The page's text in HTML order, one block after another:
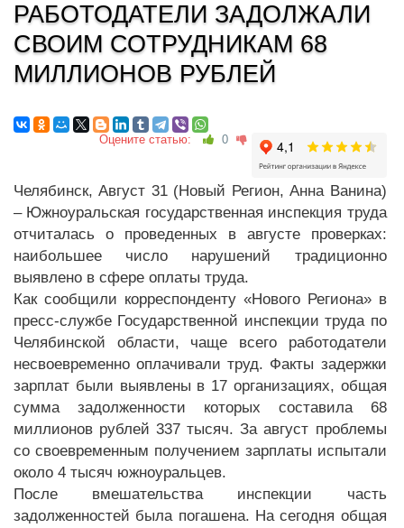
РАБОТОДАТЕЛИ ЗАДОЛЖАЛИ
СВОИМ СОТРУДНИКАМ 68
МИЛЛИОНОВ РУБЛЕЙ
Оцените статью: 0
Челябинск, Август 31 (Новый Регион, Анна Ванина)
– Южноуральская государственная инспекция труда
отчиталась о проведенных в августе проверках:
наибольшее число нарушений традиционно
выявлено в сфере оплаты труда.
Как сообщили корреспонденту «Нового Региона» в
пресс-службе Государственной инспекции труда по
Челябинской области, чаще всего работодатели
несвоевременно оплачивали труд. Факты задержки
зарплат были выявлены в 17 организациях, общая
сумма задолженности которых составила 68
миллионов рублей 337 тысяч. За август проблемы
со своевременным получением зарплаты испытали
около 4 тысяч южноуральцев.
После вмешательства инспекции часть
задолженностей была погашена. На сегодня общая